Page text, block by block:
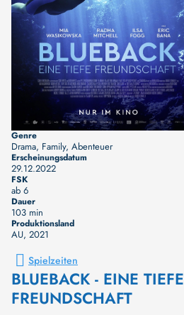
Genre
Drama, Family, Abenteuer
Erscheinungsdatum
29.12.2022
FSK
ab 6
Dauer
103 min
Produktionsland
AU, 2021
Spielzeiten
BLUEBACK - EINE TIEFE
FREUNDSCHAFT